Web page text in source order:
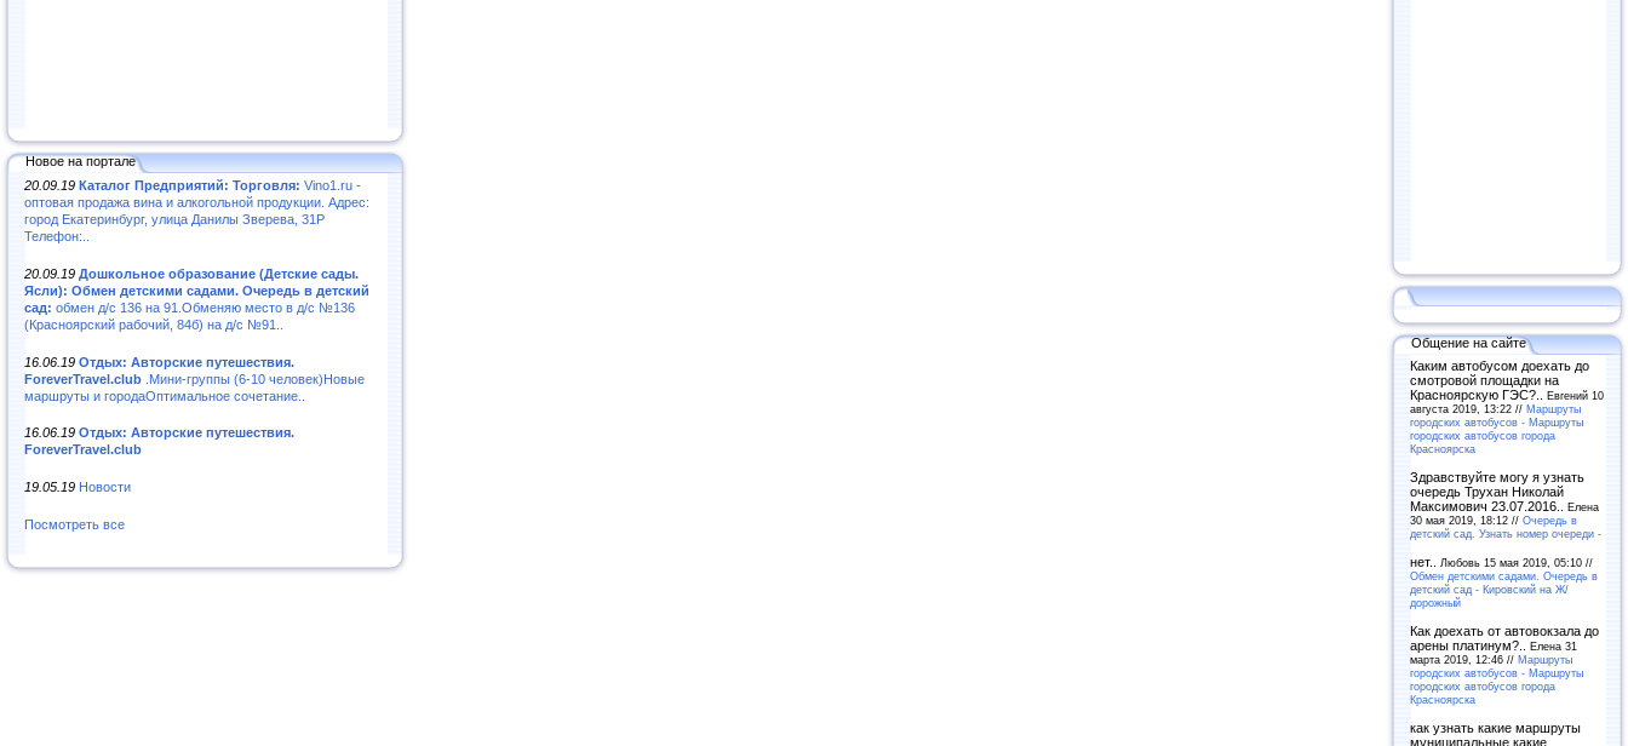
Новое на портале
20.09.19 Каталог Предприятий: Торговля: Vino1.ru -
оптовая продажа вина и алкогольной продукции. Адрес:
город Екатеринбург, улица Данилы Зверева, 31Р
Телефон:..
20.09.19 Дошкольное образование (Детские сады.
Ясли): Обмен детскими садами. Очередь в детский
сад: обмен д/с 136 на 91.Обменяю место в д/с №136
(Красноярский рабочий, 84б) на д/с №91..
16.06.19 Отдых: Авторские путешествия.
ForeverTravel.club .Мини-группы (6-10 человек)Новые
маршруты и городаОптимальное сочетание..
16.06.19 Отдых: Авторские путешествия.
ForeverTravel.club
19.05.19 Новости
Посмотреть все
Общение на сайте
Каким автобусом доехать до
смотровой площадки на
Красноярскую ГЭС?.. Евгений 10
августа 2019, 13:22 // Маршруты
городских автобусов - Маршруты
городских автобусов города
Красноярска
Здравствуйте могу я узнать
очередь Трухан Николай
Максимович 23.07.2016.. Елена
30 мая 2019, 18:12 // Очередь в
детский сад. Узнать номер очереди -
нет..
Любовь 15 мая 2019, 05:10 //
Обмен детскими садами. Очередь в
детский сад - Кировский на Ж/
дорожный
Как доехать от автовокзала до
арены платинум?.. Елена 31
марта 2019, 12:46 // Маршруты
городских автобусов - Маршруты
городских автобусов города
Красноярска
как узнать какие маршруты
муниципальные какие